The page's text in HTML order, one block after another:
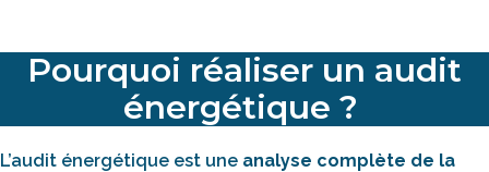
Pourquoi réaliser un audit
énergétique ?
L’audit énergétique est une analyse complète de la